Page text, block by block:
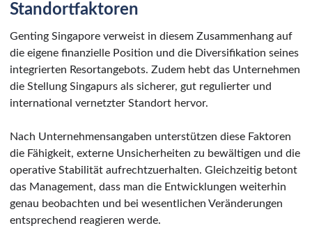
Standortfaktoren
Genting Singapore verweist in diesem Zusammenhang auf
die eigene finanzielle Position und die Diversifikation seines
integrierten Resortangebots. Zudem hebt das Unternehmen
die Stellung Singapurs als sicherer, gut regulierter und
international vernetzter Standort hervor.
Nach Unternehmensangaben unterstützen diese Faktoren
die Fähigkeit, externe Unsicherheiten zu bewältigen und die
operative Stabilität aufrechtzuerhalten. Gleichzeitig betont
das Management, dass man die Entwicklungen weiterhin
genau beobachten und bei wesentlichen Veränderungen
entsprechend reagieren werde.